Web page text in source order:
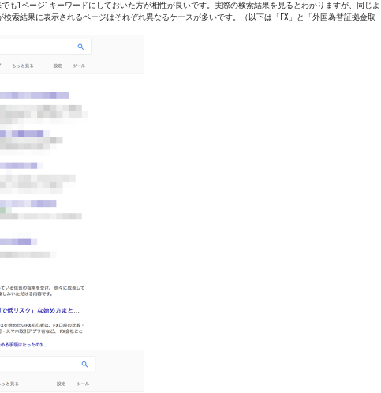
も1ページ1キーワードにしておいた方が相性が良いです。実際の検索結果を見るとわかりますが、同じよ
索結果に表示されるページはそれぞれ異なるケースが多いです。（以下は「FX」と「外国為替証拠金取